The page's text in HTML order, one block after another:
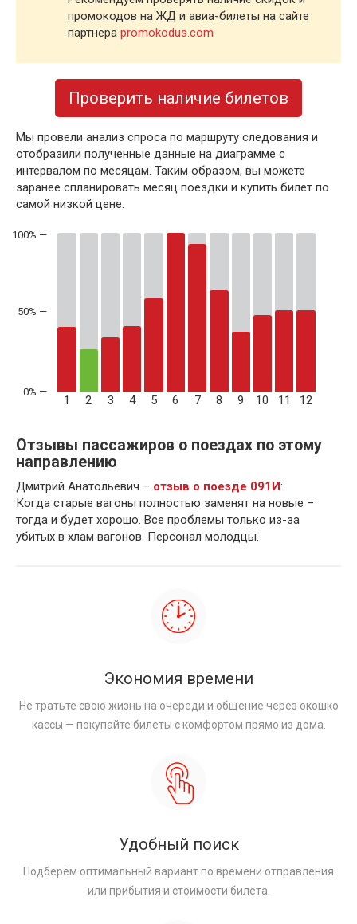
промокодов на ЖД и авиа-билеты на сайте
партнера promokodus.com
Проверить наличие билетов
Мы провели анализ спроса по маршруту следования и
отобразили полученные данные на диаграмме с
интервалом по месяцам. Таким образом, вы можете
заранее спланировать месяц поездки и купить билет по
самой низкой цене.
50% —
1 2 3 4 5 6 7 8 9 10 11 12
Отзывы пассажиров о поездах по этому
направлению
Дмитрий Анатольевич – отзыв о поезде 091И:
Когда старые вагоны полностью заменят на новые –
тогда и будет хорошо. Все проблемы только из-за
убитых в хлам вагонов. Персонал молодцы.
Экономия времени
Не тратьте свою жизнь на очереди и общение через окошко
кассы — покупайте билеты с комфортом прямо из дома.
Удобный поиск
Подберём оптимальный вариант по времени отправления
или прибытия и стоимости билета.